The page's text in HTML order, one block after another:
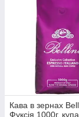
Кава в зернах
Фуксія 1000г,